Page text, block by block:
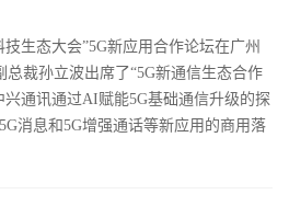
生态大会”5G新应用合作论坛在广州
总裁孙立波出席了“5G新通信生态合作
通讯通过AI赋能5G基础通信升级的探
消息和5G增强通话等新应用的商用落